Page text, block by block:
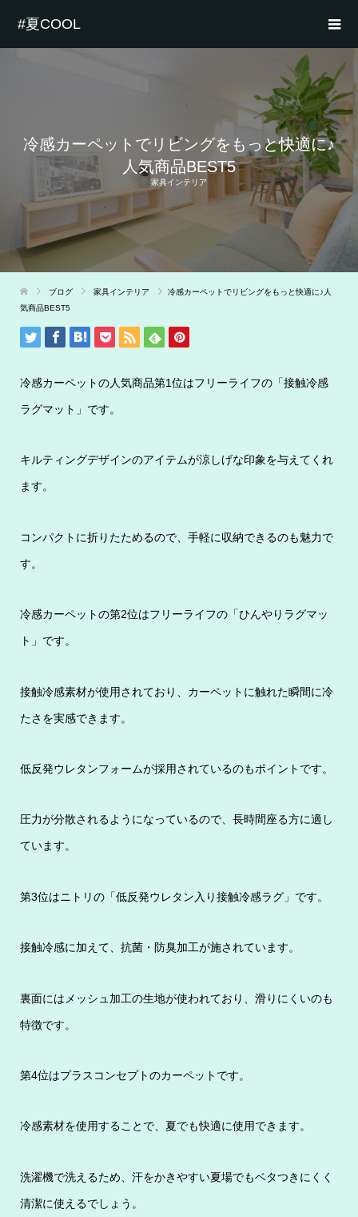
#夏COOL
冷感カーペットでリビングをもっと快適に♪
人気商品BEST5
家具インテリア
ブログ 家具インテリア
冷感カーペットでリビングをもっと快適に♪人
気商品BEST5
冷感カーペットの人気商品第1位はフリーライフの「接触冷感
ラグマット」です。
キルティングデザインのアイテムが涼しげな印象を与えてくれ
ます。
コンパクトに折りたためるので、手軽に収納できるのも魅力で
す。
冷感カーペットの第2位はフリーライフの「ひんやりラグマッ
ト」です。
接触冷感素材が使用されており、カーペットに触れた瞬間に冷
たさを実感できます。
低反発ウレタンフォームが採用されているのもポイントです。
圧力が分散されるようになっているので、長時間座る方に適し
ています。
第3位はニトリの「低反発ウレタン入り接触冷感ラグ」です。
接触冷感に加えて、抗菌・防臭加工が施されています。
裏面にはメッシュ加工の生地が使われており、滑りにくいのも
特徴です。
第4位はプラスコンセプトのカーペットです。
冷感素材を使用することで、夏でも快適に使用できます。
洗濯機で洗えるため、汗をかきやすい夏場でもベタつきにくく
清潔に使えるでしょう。